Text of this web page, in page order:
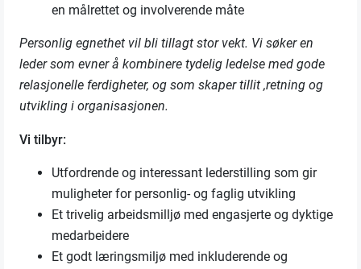
en målrettet og involverende måte
Personlig egnethet vil bli tillagt stor vekt. Vi søker en
leder som evner å kombinere tydelig ledelse med gode
relasjonelle ferdigheter, og som skaper tillit ,retning og
utvikling i organisasjonen.
Vi tilbyr:
Utfordrende og interessant lederstilling som gir
muligheter for personlig- og faglig utvikling
Et trivelig arbeidsmilljø med engasjerte og dyktige
medarbeidere
Et godt læringsmiljø med inkluderende og